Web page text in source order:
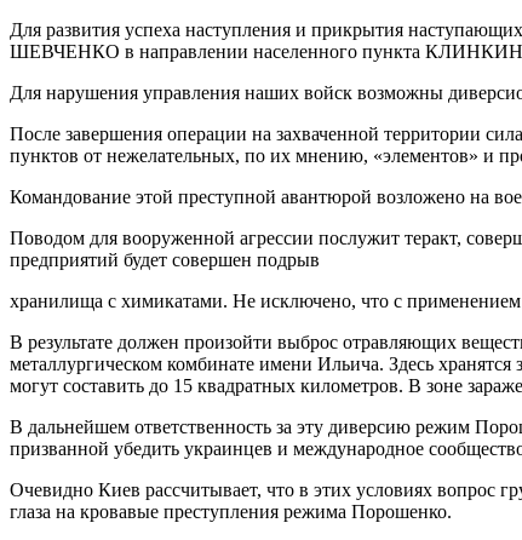
Для развития успеха наступления и прикрытия
ШЕВЧЕНКО в направлении населенного пункта
Для нарушения управления наших войск возможны
После завершения операции на захваченной территории
пунктов от нежелательных, по их мнению, «элементов» и
Командование этой преступной авантюрой возложено на
Поводом для вооруженной агрессии послужит теракт,
предприятий будет совершен подрыв
хранилища с химикатами. Не исключено, что с
В результате должен произойти выброс отравляющих
металлургическом комбинате имени Ильича. Здесь
могут составить до 15 квадратных километров. В зоне
В дальнейшем ответственность за эту диверсию режим
призванной убедить украинцев и международное
Очевидно Киев рассчитывает, что в этих условиях вопрос
глаза на кровавые преступления режима Порошенко.